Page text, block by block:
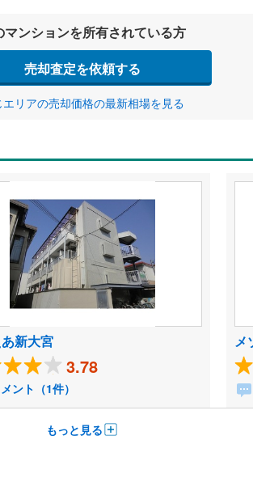
マンションを所有されている方
売却査定を依頼する
エリアの売却価格の最新相場を見る
新大宮
3.78
ント（1件）
メ
もっと見る